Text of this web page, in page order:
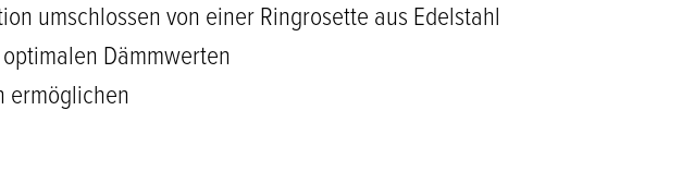
umschlossen von einer Ringrosette aus Edelstahl
Dämmwerten
ermöglichen